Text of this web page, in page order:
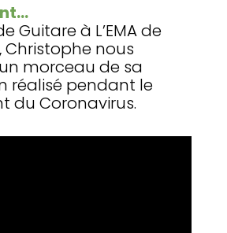
Guitare à L’EMA de
Christophe nous
morceau de sa
réalisé pendant le
du Coronavirus.